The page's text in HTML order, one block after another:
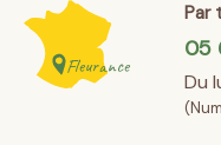
Fleurance
Par
05
Du